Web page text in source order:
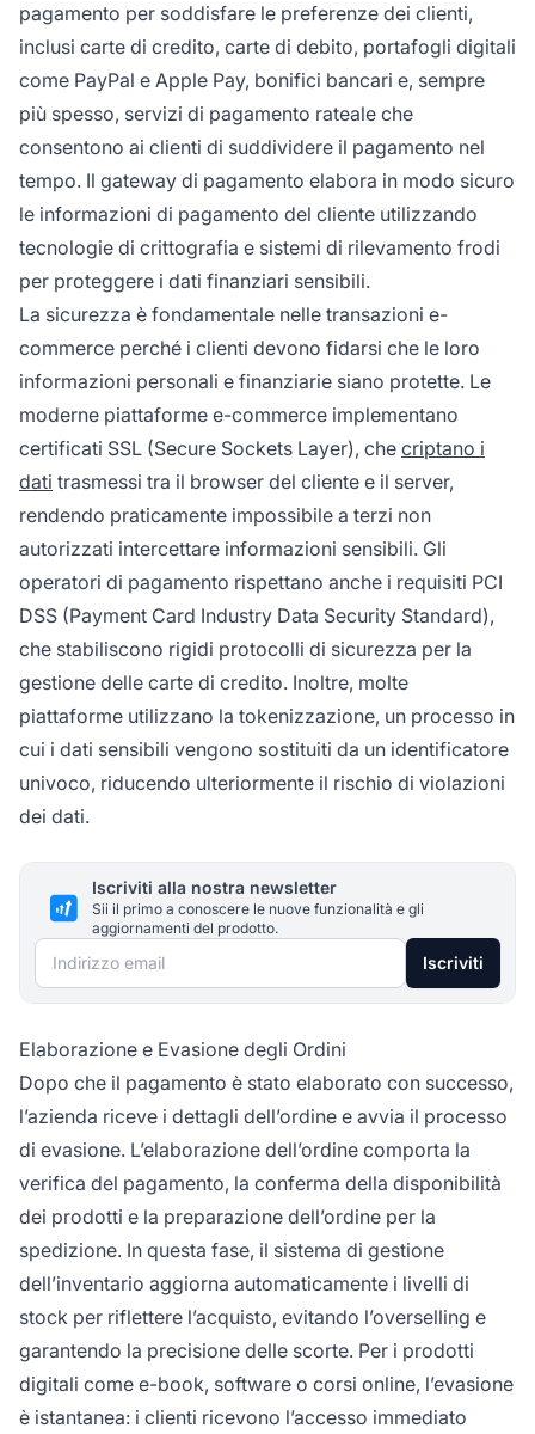
pagamento per soddisfare le preferenze dei clienti,
inclusi carte di credito, carte di debito, portafogli digitali
come PayPal e Apple Pay, bonifici bancari e, sempre
più spesso, servizi di pagamento rateale che
consentono ai clienti di suddividere il pagamento nel
tempo. Il gateway di pagamento elabora in modo sicuro
le informazioni di pagamento del cliente utilizzando
tecnologie di crittografia e sistemi di rilevamento frodi
per proteggere i dati finanziari sensibili.
La sicurezza è fondamentale nelle transazioni e-
commerce perché i clienti devono fidarsi che le loro
informazioni personali e finanziarie siano protette. Le
moderne piattaforme e-commerce implementano
certificati SSL (Secure Sockets Layer), che criptano i
dati trasmessi tra il browser del cliente e il server,
rendendo praticamente impossibile a terzi non
autorizzati intercettare informazioni sensibili. Gli
operatori di pagamento rispettano anche i requisiti PCI
DSS (Payment Card Industry Data Security Standard),
che stabiliscono rigidi protocolli di sicurezza per la
gestione delle carte di credito. Inoltre, molte
piattaforme utilizzano la tokenizzazione, un processo in
cui i dati sensibili vengono sostituiti da un identificatore
univoco, riducendo ulteriormente il rischio di violazioni
dei dati.
Iscriviti alla nostra newsletter
Sii il primo a conoscere le nuove funzionalità e gli
aggiornamenti del prodotto.
Indirizzo email Iscriviti
Elaborazione e Evasione degli Ordini
Dopo che il pagamento è stato elaborato con successo,
l’azienda riceve i dettagli dell’ordine e avvia il processo
di evasione. L’elaborazione dell’ordine comporta la
verifica del pagamento, la conferma della disponibilità
dei prodotti e la preparazione dell’ordine per la
spedizione. In questa fase, il sistema di gestione
dell’inventario aggiorna automaticamente i livelli di
stock per riflettere l’acquisto, evitando l’overselling e
garantendo la precisione delle scorte. Per i prodotti
digitali come e-book, software o corsi online, l’evasione
è istantanea: i clienti ricevono l’accesso immediato